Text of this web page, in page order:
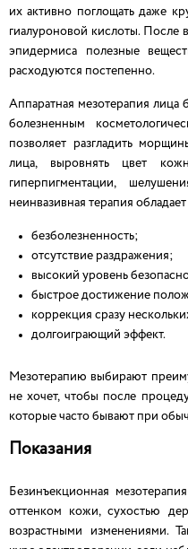
их активно поглощать даже
гиалуроновой кислоты. После
эпидермиса полезные
расходуются постепенно.
Аппаратная мезотерапия лица
болезненным
позволяет разгладить
лица, выровнять цвет
гиперпигментации,
неинвазивная терапия
безболезненность;
отсутствие раздражения;
высокий уровень
быстрое достижение
коррекция сразу
долгоиграющий эффект.
Мезотерапию выбирают
не хочет, чтобы после
которые часто бывают при
Показания
Безинъекционная
оттенком кожи, сухостью
возрастными изменениями.